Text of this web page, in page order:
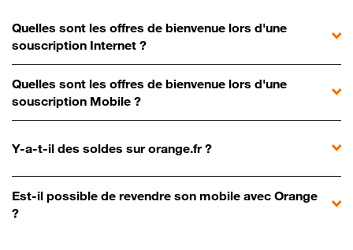
Quelles sont les offres de bienvenue lors d'une
souscription Internet ?
Quelles sont les offres de bienvenue lors d'une
souscription Mobile ?
Y-a-t-il des soldes sur orange.fr ?
Est-il possible de revendre son mobile avec Orange
?